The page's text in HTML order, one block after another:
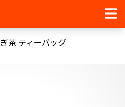
茶 ティーバッグ